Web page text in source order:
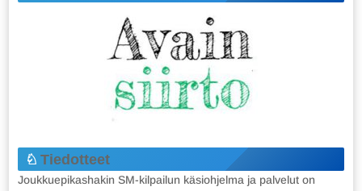
Tiedotteet
Joukkuepikashakin SM-kilpailun käsiohjelma ja palvelut on